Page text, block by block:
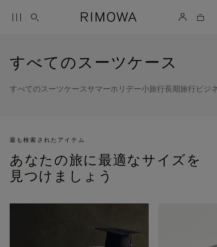
すべてのスーツケース
すべてのスーツケースサマーホリデー小旅行長期旅行ビジ
最も検索されたアイテム
あなたの旅に最適なサイズを
見つけましょう